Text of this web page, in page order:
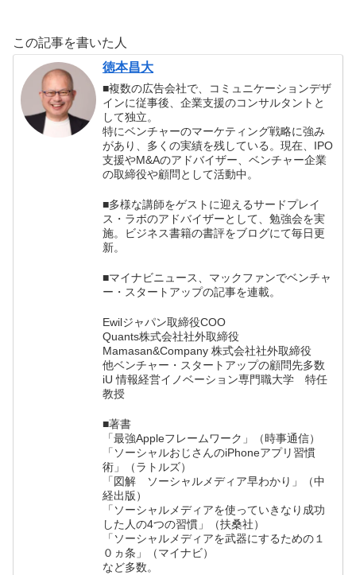
この記事を書いた人
徳本昌大
■複数の広告会社で、コミュニケーションデザ
インに従事後、企業支援のコンサルタントと
して独立。
特にベンチャーのマーケティング戦略に強み
があり、多くの実績を残している。現在、IPO
支援やM&Aのアドバイザー、ベンチャー企業
の取締役や顧問として活動中。
■多様な講師をゲストに迎えるサードプレイ
ス・ラボのアドバイザーとして、勉強会を実
施。ビジネス書籍の書評をブログにて毎日更
新。
■マイナビニュース、マックファンでベンチャ
ー・スタートアップの記事を連載。
Ewilジャパン取締役COO
Quants株式会社社外取締役
Mamasan&Company 株式会社社外取締役
他ベンチャー・スタートアップの顧問先多数
iU 情報経営イノベーション専門職大学 特任
教授
■著書
「最強Appleフレームワーク」（時事通信）
「ソーシャルおじさんのiPhoneアプリ習慣
術」（ラトルズ）
「図解 ソーシャルメディア早わかり」（中
経出版）
「ソーシャルメディアを使っていきなり成功
した人の4つの習慣」（扶桑社）
「ソーシャルメディアを武器にするための１
０ヵ条」（マイナビ）
など多数。